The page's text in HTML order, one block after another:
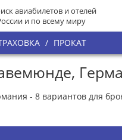
авиабилетов и отелей
и по всему миру
/ ПРОКАТ
- 8 вариантов для